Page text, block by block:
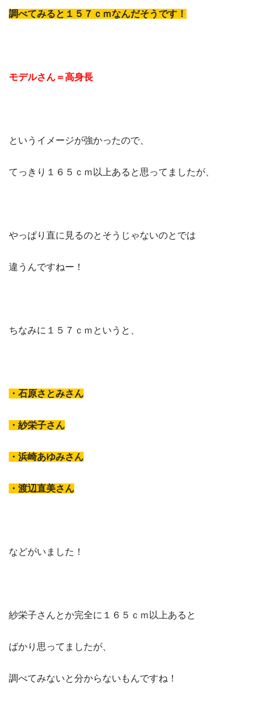
調べてみると１５７ｃｍなんだそうです！
モデルさん＝高身長
というイメージが強かったので、
てっきり１６５ｃｍ以上あると思ってましたが、
やっぱり直に見るのとそうじゃないのとでは
違うんですねー！
ちなみに１５７ｃｍというと、
・石原さとみさん
・紗栄子さん
・浜崎あゆみさん
・渡辺直美さん
などがいました！
紗栄子さんとか完全に１６５ｃｍ以上あると
ばかり思ってましたが、
調べてみないと分からないもんですね！